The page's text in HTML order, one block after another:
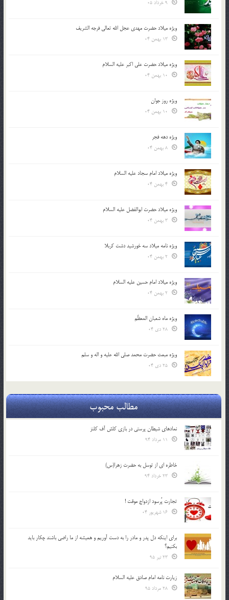
ویژه میلاد حضرت مهدی عجل الله تعالی فرجه الشريف
ویژه میلاد حضرت علی اکبر علیه السلام
ویژه روز جوان
ویژه دهه فجر
ویژه میلاد امام سجاد علیه السلام
ویژه میلاد حضرت ابوالفضل علیه السلام
ویژه نامه میلاد سه خورشید دشت کربلا
ویژه میلاد امام حسین علیه السلام
ویژه ماه شعبان المعظّم
ویژه مبعث حضرت محمد صلی الله علیه و اله و سلم
مطالب محبوب
نمادهای شیطان پرستی در بازی کلش آف کلنز
خاطره ای از توسل به حضرت زهرا(س)
تجارت پُرسود ازدواج موقت !
براي اينكه دل پدر و مادر را به دست آوريم و هميشه از ما راضي باشند چكار بايد
بكنيم؟
زیارت نامه امام صادق علیه السلام